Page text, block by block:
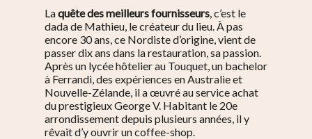
Laquête des meilleurs fournisseurs, c’est le
dada de Mathieu, le créateur du lieu. À pas
encore 30 ans, ce Nordiste d’origine, vient de
passer dix ans dans la restauration, sa passion.
Après un lycée hôtelier au Touquet, un bachelor
à Ferrandi, des expériences en Australie et
Nouvelle-Zélande, il a œuvré au service achat
du prestigieux George V. Habitant le 20e
arrondissement depuis plusieurs années, il y
rêvait d’y ouvrir un coffee-shop.